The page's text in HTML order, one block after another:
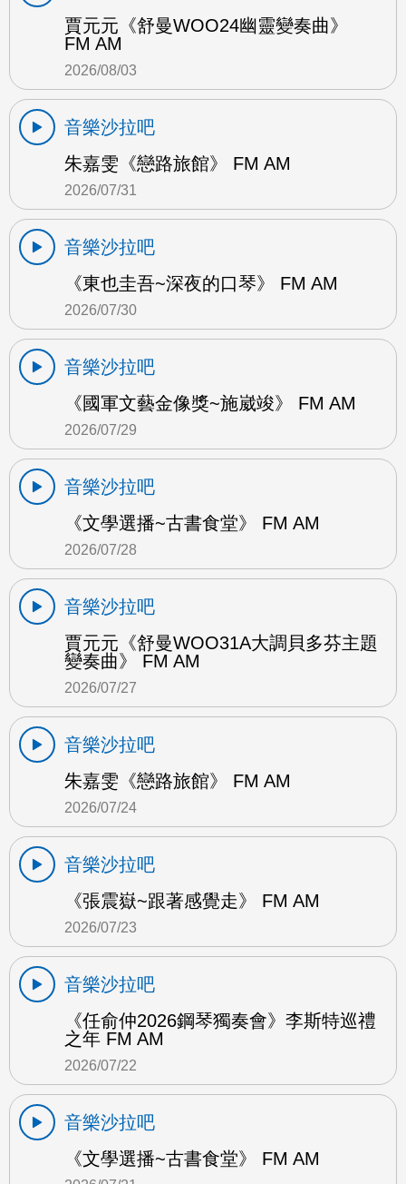
賈元元《舒曼WOO24幽靈變奏曲》
FM AM
2026/08/03
音樂沙拉吧
朱嘉雯《戀路旅館》 FM AM
2026/07/31
音樂沙拉吧
《東也圭吾~深夜的口琴》 FM AM
2026/07/30
音樂沙拉吧
《國軍文藝金像獎~施崴竣》 FM AM
2026/07/29
音樂沙拉吧
《文學選播~古書食堂》 FM AM
2026/07/28
音樂沙拉吧
賈元元《舒曼WOO31A大調貝多芬主題
變奏曲》 FM AM
2026/07/27
音樂沙拉吧
朱嘉雯《戀路旅館》 FM AM
2026/07/24
音樂沙拉吧
《張震嶽~跟著感覺走》 FM AM
2026/07/23
音樂沙拉吧
《任俞仲2026鋼琴獨奏會》李斯特巡禮
之年 FM AM
2026/07/22
音樂沙拉吧
《文學選播~古書食堂》 FM AM